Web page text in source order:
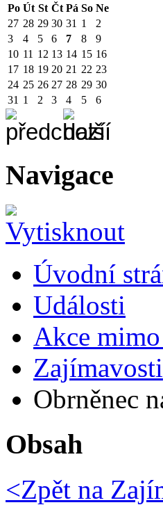
Po Út St Čt Pá So Ne
27 28 29 30 31 1
2
3
4 5 6 7 8
9
10 11 12 13 14 15 16
17 18 19 20 21 22 23
24 25 26 27 28 29 30
31 1 2 3 4 5 6
Navigace
Úvodní
Události
Akce
Zajímavosti
Obrněnec
Obsah
<Zpět na